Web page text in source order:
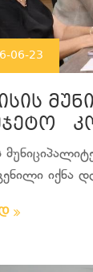
06-23
იქნა